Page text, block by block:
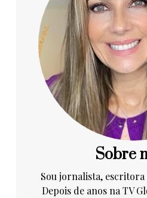
Sobre
Sou jornalista,
Depois de anos na TV